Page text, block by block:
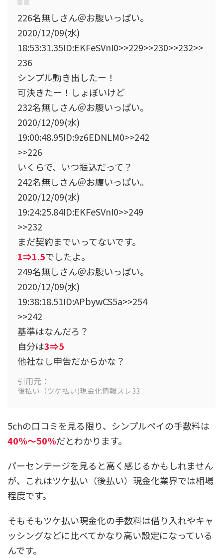
226名無しさん＠お腹いっぱい。
2020/12/09(水)
18:53:31.35ID:EKFeSVnI0>>229>>230>>232>>
236
シンプル動き出したー！
可決きたー！しょぼいけど
232名無しさん＠お腹いっぱい。
2020/12/09(水)
19:00:48.95ID:9z6EDNLM0>>242
>>226
いくらで、いつ振込だって？
242名無しさん＠お腹いっぱい。
2020/12/09(水)
19:24:25.84ID:EKFeSVnI0>>249
>>232
まだ契約までいってないです。
1⇒1.5でしたよ。
249名無しさん＠お腹いっぱい。
2020/12/09(水)
19:38:18.51ID:APbywCS5a>>254
>>242
基準はなんだろ？
自分は3⇒5
他社なし申告だからかな？
引用元：
後払い（ツケ払い)現金化情報スレ33
5chの口コミを見る限り、シンプルペイの手数料は
40%～50%だとわかります。
パーセンテージを見ると高く感じるかもしれません
が、これはツケ払い（後払い）現金化業界では相場
程度です。
そもそもツケ払い現金化の手数料は借り入れやキャ
ッシングなどに比べてかなり高い設定になっている
んです。